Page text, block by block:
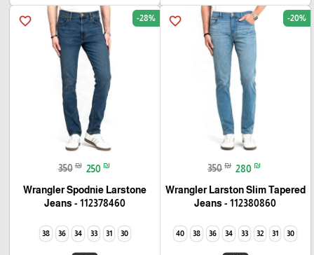
favorite_border -20%
350 ₪ 280 ₪
Wrangler Larston Slim Tapered
Jeans - 112380860
30
31
32
33
34
36
38
40
favorite_border -28%
350 ₪ 250 ₪
Wrangler Spodnie Larstone
Jeans - 112378460
30
31
33
34
36
38